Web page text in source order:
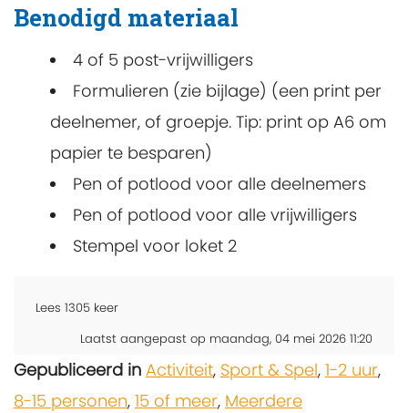
Benodigd materiaal
4 of 5 post-vrijwilligers
Formulieren (zie bijlage) (een print per
deelnemer, of groepje. Tip: print op A6 om
papier te besparen)
Pen of potlood voor alle deelnemers
Pen of potlood voor alle vrijwilligers
Stempel voor loket 2
Lees 1305 keer
Laatst aangepast op maandag, 04 mei 2026 11:20
Gepubliceerd in Activiteit, Sport & Spel, 1-2 uur,
8-15 personen, 15 of meer, Meerdere